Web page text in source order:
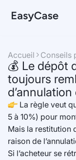
Accueil caret_right_bold Conseils
💰 Le dépôt
toujours
d’annulation
La règle veut
5 à 10%) pour
Mais la restitution
raison de
Si l’acheteur se